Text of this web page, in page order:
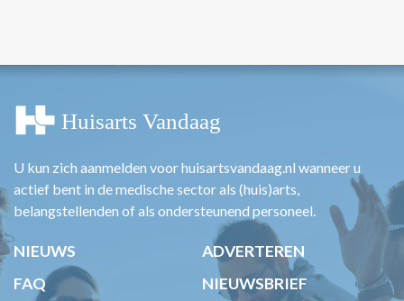
U kun zich aanmelden voor huisartsvandaag.nl wanneer u
actief bent in de medische sector als (huis)arts,
belangstellenden of als ondersteunend personeel.
NIEUWS
ADVERTEREN
FAQ
NIEUWSBRIEF